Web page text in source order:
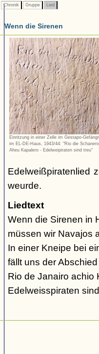
Chronik Gruppe Lied
Wenn die Sirenen
Einritzung in einer Zelle im Gestapo-
im EL-DE-Haus, 1943/44: "Rio die
Aheu Kapalero - Edelweipiraten sind treu"
Edelweißpiratenlied
weurde.
Liedtext
Wenn die Sirenen in
müssen wir Navajos
In einer Kneipe bei
fällt uns der
Rio de Janairo achio
Edelweisspiraten